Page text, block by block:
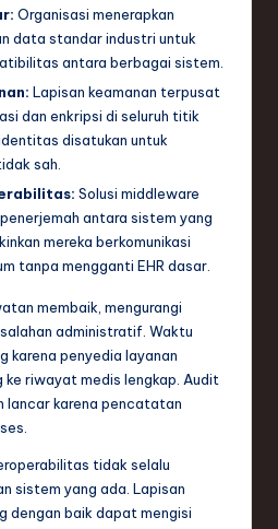
Organisasi menerapkan
data standar industri untuk
antara berbagai sistem.
Lapisan keamanan terpusat
dan enkripsi di seluruh titik
disatukan untuk
sah.
Solusi middleware
antara sistem yang
mereka berkomunikasi
tanpa mengganti EHR dasar.
membaik, mengurangi
administratif. Waktu
karena penyedia layanan
ke riwayat medis lengkap. Audit
lancar karena pencatatan
tidak selalu
sistem yang ada. Lapisan
dengan baik dapat mengisi